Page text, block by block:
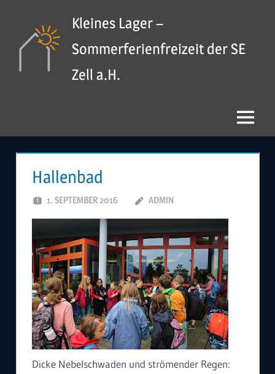
springen
Kleines Lager –
Sommerferienfreizeit der SE
Zell a.H.
Menü
Hallenbad
1. SEPTEMBER 2016 ADMIN
Dicke Nebelschwaden und strömender Regen: